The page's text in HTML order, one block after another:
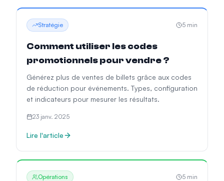
Stratégie 5 min
Comment utiliser les codes
promotionnels pour vendre ?
Générez plus de ventes de billets grâce aux codes
de réduction pour événements. Types, configuration
et indicateurs pour mesurer les résultats.
23 janv. 2025
Lire l'article
Opérations 5 min